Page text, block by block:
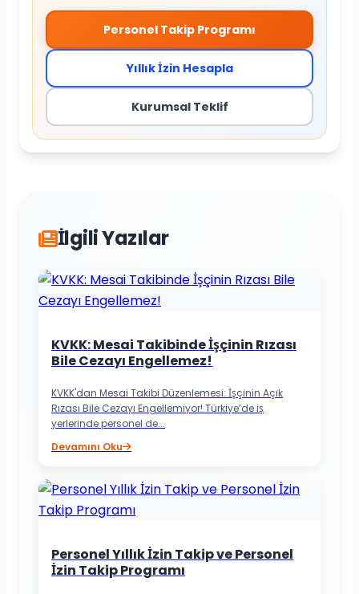
Personel Takip Programı
Yıllık İzin Hesapla
Kurumsal Teklif
İlgili Yazılar
KVKK: Mesai Takibinde İşçinin Rızası
Bile Cezayı Engellemez!
KVKK'dan Mesai Takibi Düzenlemesi: İşçinin Açık
Rızası Bile Cezayı Engellemiyor! Türkiye’de iş
yerlerinde personel de...
Devamını Oku
Personel Yıllık İzin Takip ve Personel
İzin Takip Programı